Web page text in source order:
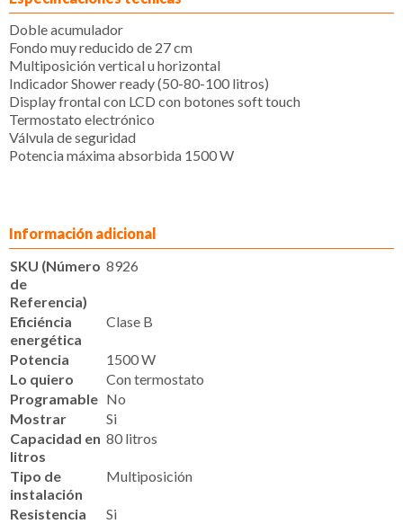
Doble acumulador
Fondo muy reducido de 27 cm
Multiposición vertical u horizontal
Indicador Shower ready (50-80-100 litros)
Display frontal con LCD con botones soft touch
Termostato electrónico
Válvula de seguridad
Potencia máxima absorbida 1500 W
Información adicional
SKU (Número
de
Referencia)
8926
Eficiéncia
energética
Clase B
Potencia
1500 W
Lo quiero
Con termostato
Programable No
Mostrar
Si
Capacidad en
litros
80 litros
Tipo de
instalación
Multiposición
Resistencia
Si